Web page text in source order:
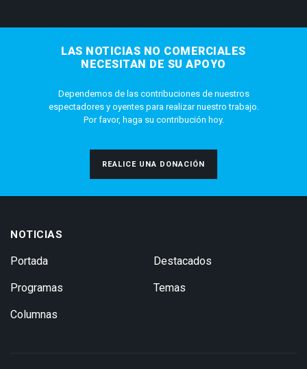
LAS NOTICIAS NO COMERCIALES
NECESITAN DE SU APOYO
Dependemos de las contribuciones de nuestros
espectadores y oyentes para realizar nuestro trabajo.
Por favor, haga su contribución hoy.
REALICE UNA DONACIÓN
NOTICIAS
Portada
Programas
Columnas
Destacados
Temas